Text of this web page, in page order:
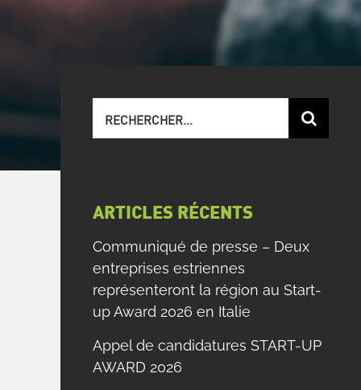
sur
ARTICLES RÉCENTS
Communiqué de presse – Deux
entreprises estriennes
représenteront la région au Start-
up Award 2026 en Italie
Appel de candidatures START-UP
AWARD 2026